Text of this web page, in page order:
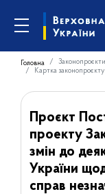
Головна
Картка
Проєкт
проекту
змін до
України
справ